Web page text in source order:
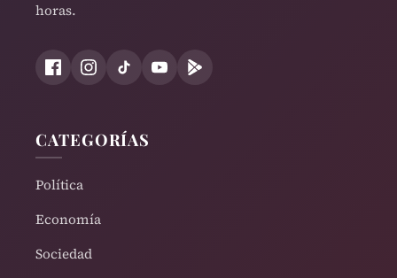
horas.
CATEGORÍAS
Política
Economía
Sociedad